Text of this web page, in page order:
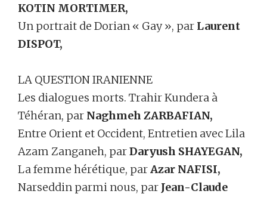
KOTIN MORTIMER,
Un portrait de Dorian « Gay », par Laurent
DISPOT,
LA QUESTION IRANIENNE
Les dialogues morts. Trahir Kundera à
Téhéran, par Naghmeh ZARBAFIAN,
Entre Orient et Occident, Entretien avec Lila
Azam Zanganeh, parDaryush SHAYEGAN,
La femme hérétique, parAzar NAFISI,
Narseddin parmi nous, par Jean-Claude